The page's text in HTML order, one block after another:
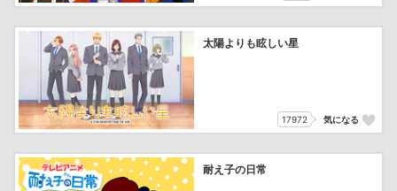
太陽よりも眩しい星
17972 気になる
耐え子の日常